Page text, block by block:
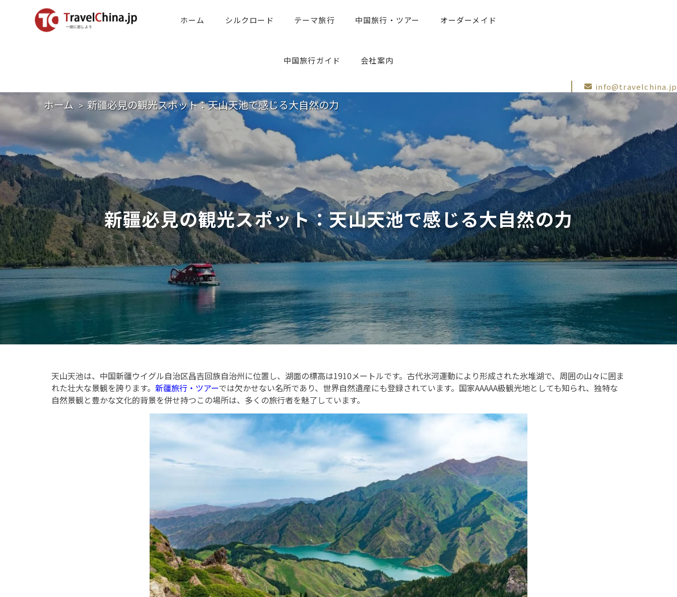
ホーム シルクロード テーマ旅行 中国旅行・ツアー オーダーメイド
中国旅行ガイド 会社案内
info@travelchina.jp
ホーム 新疆必見の観光スポット：天山天池で感じる大自然の力
新疆必見の観光スポット：天山天池で感じる大自然の力
天山天池は、中国新疆ウイグル自治区昌吉回族自治州に位置し、湖面の標高は1910メートルです。古代氷河運動により形成された氷堆湖で、周囲の山々に囲ま
れた壮大な景観を誇ります。 新疆旅行・ツアーでは欠かせない名所であり、世界自然遺産にも登録されています。国家AAAAA級観光地としても知られ、独特な
自然景観と豊かな文化的背景を併せ持つこの場所は、多くの旅行者を魅了しています。